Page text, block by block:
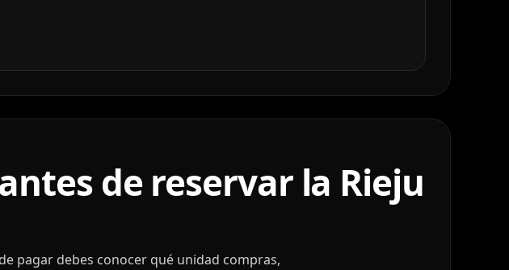
de reservar la Rieju
pagar debes conocer qué unidad compras,